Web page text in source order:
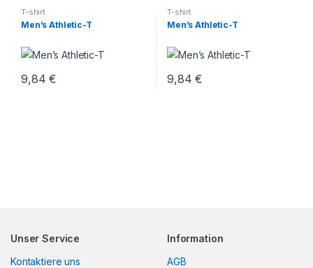
T-shirt
Men’s Athletic-T
9,84€
T-shirt
Men’s Athletic-T
9,84€
Unser Service
Kontaktiere uns
Information
AGB